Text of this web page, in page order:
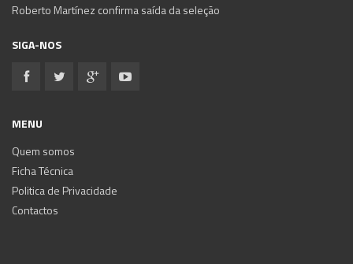
Roberto Martínez confirma saída da seleção
SIGA-NOS
MENU
Quem somos
Ficha Técnica
Politica de Privacidade
Contactos